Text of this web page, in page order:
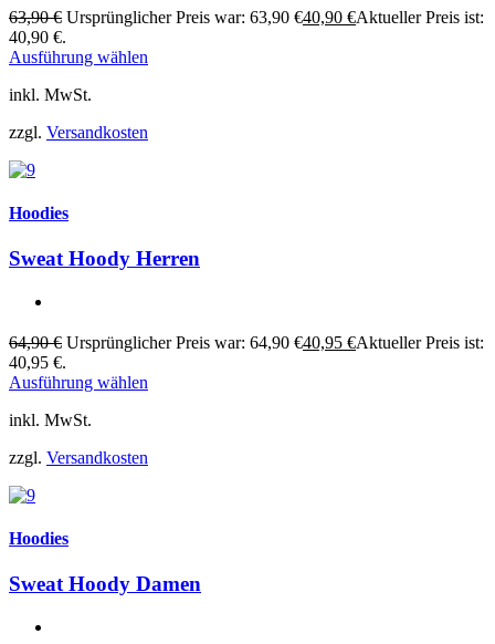
63,90€ Ursprünglicher Preis war: 63,90 €40,90 €Aktueller Preis ist:
40,90 €.
Ausführung wählen
inkl. MwSt.
zzgl. Versandkosten
Hoodies
Sweat Hoody Herren
64,90€ Ursprünglicher Preis war: 64,90 €40,95 €Aktueller Preis ist:
40,95 €.
Ausführung wählen
inkl. MwSt.
zzgl. Versandkosten
Hoodies
Sweat Hoody Damen